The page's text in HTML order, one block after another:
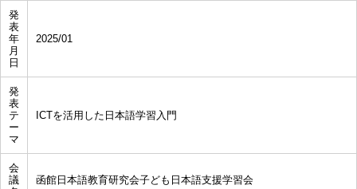
発
表
年
月
日
2025/01
発
表
テ
ー
マ
ICTを活用した日本語学習入門
会
議
函館日本語教育研究会子ども日本語支援学習会